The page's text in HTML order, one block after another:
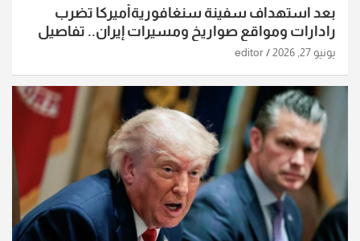
بعد استهداف سفينة سنغافوريةأميركا تضرب
رادارات ومواقع صواريخ ومسيرات إيران.. تفاصيل
الساعات الماضية
يونيو 27, 2026 editor